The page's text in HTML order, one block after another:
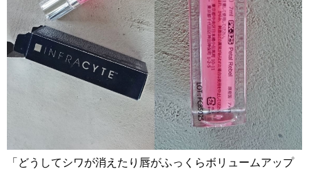
「どうしてシワが消えたり唇がふっくらボリュームアップ